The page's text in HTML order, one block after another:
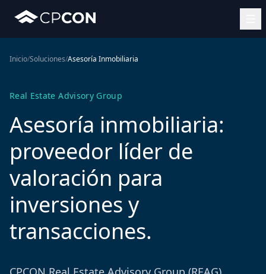
Inicio/Soluciones/Asesoría Inmobiliaria
Real Estate Advisory Group
Asesoría inmobiliaria:
proveedor líder de
valoración para
inversiones y
transacciones.